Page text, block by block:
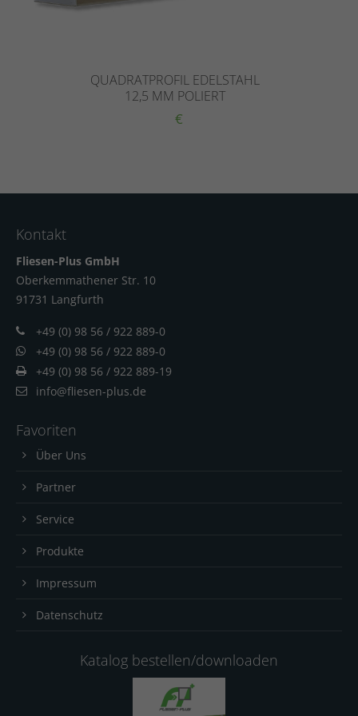
QUADRATPROFIL EDELSTAHL
12,5 MM POLIERT
€
Kontakt
Fliesen-Plus GmbH
Oberkemmathener Str. 10
91731 Langfurth
+49 (0) 98 56 / 922 889-0
+49 (0) 98 56 / 922 889-0
+49 (0) 98 56 / 922 889-19
info@fliesen-plus.de
Favoriten
Über Uns
Partner
Service
Produkte
Impressum
Datenschutz
Katalog bestellen/downloaden